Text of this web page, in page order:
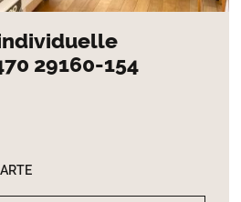
29160-154